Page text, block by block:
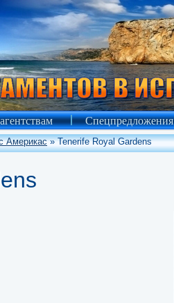
Спецпредложения
Америкас» Tenerife Royal Gardens